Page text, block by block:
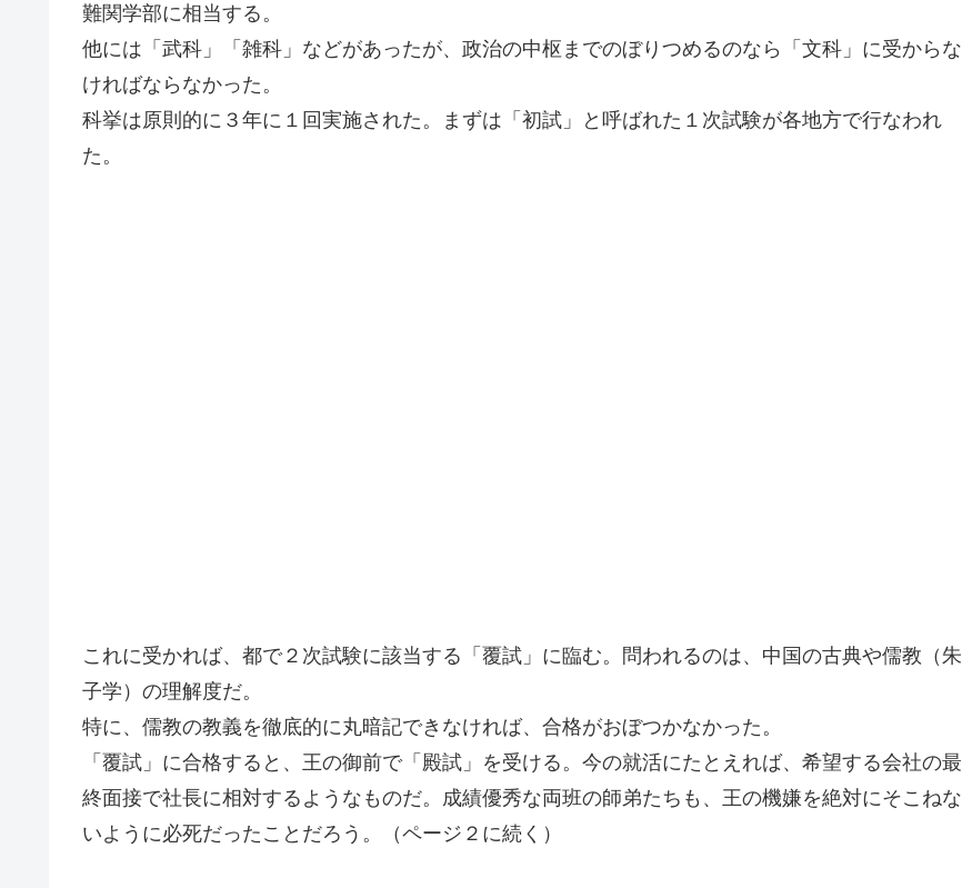
難関学部に相当する。
他には「武科」「雑科」などがあったが、政治の中枢までのぼりつめるのなら「文科」に受からな
ければならなかった。
科挙は原則的に３年に１回実施された。まずは「初試」と呼ばれた１次試験が各地方で行なわれ
た。
これに受かれば、都で２次試験に該当する「覆試」に臨む。問われるのは、中国の古典や儒教（朱
子学）の理解度だ。
特に、儒教の教義を徹底的に丸暗記できなければ、合格がおぼつかなかった。
「覆試」に合格すると、王の御前で「殿試」を受ける。今の就活にたとえれば、希望する会社の最
終面接で社長に相対するようなものだ。成績優秀な両班の師弟たちも、王の機嫌を絶対にそこねな
いように必死だったことだろう。（ページ２に続く）